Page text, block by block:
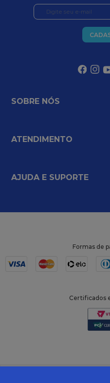
SOBRE NÓS
ATENDIMENTO
AJUDA E SUPORTE
Formas de
Certificados